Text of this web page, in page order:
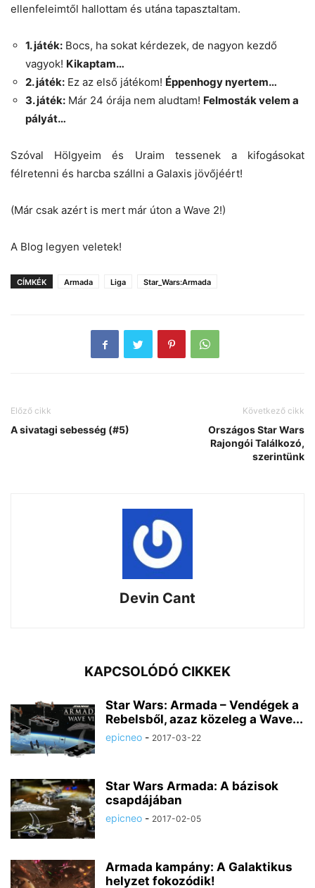
ellenfeleimtől hallottam és utána tapasztaltam.
1. játék: Bocs, ha sokat kérdezek, de nagyon kezdő
vagyok! Kikaptam…
2. játék: Ez az első játékom! Éppenhogy nyertem…
3. játék: Már 24 órája nem aludtam! Felmosták velem a
pályát…
Szóval Hölgyeim és Uraim tessenek a kifogásokat
félretenni és harcba szállni a Galaxis jövőjéért!
(Már csak azért is mert már úton a Wave 2!)
A Blog legyen veletek!
CÍMKÉK Armada Liga Star_Wars:Armada
Előző cikk
A sivatagi sebesség (#5)
Következő cikk
Országos Star Wars
Rajongói Találkozó,
szerintünk
Devin Cant
KAPCSOLÓDÓ CIKKEK
Star Wars: Armada – Vendégek a
Rebelsből, azaz közeleg a Wave...
epicneo - 2017-03-22
Star Wars Armada: A bázisok
csapdájában
epicneo - 2017-02-05
Armada kampány: A Galaktikus
helyzet fokozódik!